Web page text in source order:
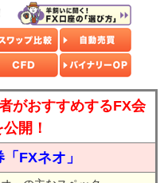
がおすすめするFX会
開！
FXネオ」